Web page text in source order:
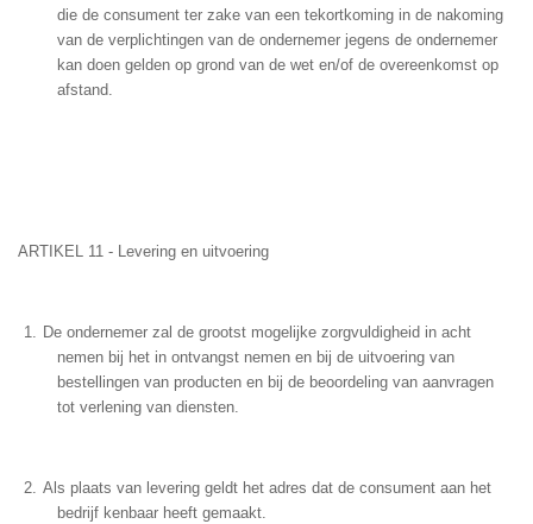
die de consument ter zake van een tekortkoming in de nakoming
van de verplichtingen van de ondernemer jegens de ondernemer
kan doen gelden op grond van de wet en/of de overeenkomst op
afstand.
ARTIKEL 11 - Levering en uitvoering
De ondernemer zal de grootst mogelijke zorgvuldigheid in acht
nemen bij het in ontvangst nemen en bij de uitvoering van
bestellingen van producten en bij de beoordeling van aanvragen
tot verlening van diensten.
Als plaats van levering geldt het adres dat de consument aan het
bedrijf kenbaar heeft gemaakt.